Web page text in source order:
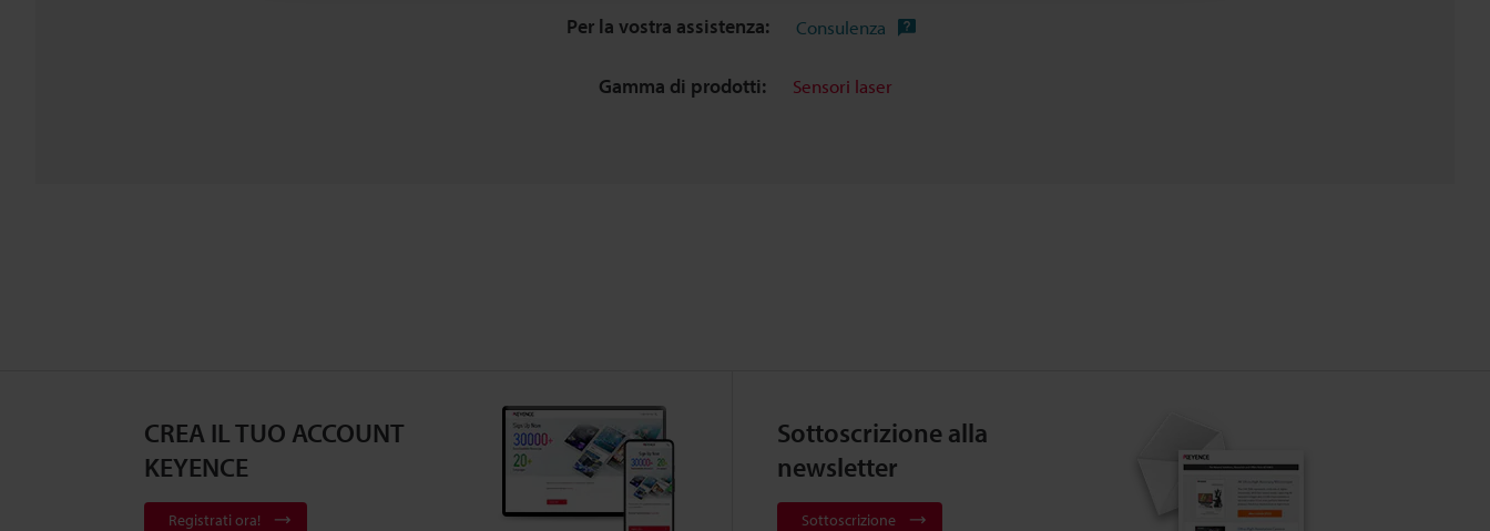
Per la vostra assistenza: Consulenza
Gamma di prodotti: Sensori laser
CREA IL TUO ACCOUNT
KEYENCE
Registrati ora!
Sottoscrizione alla
newsletter
Sottoscrizione